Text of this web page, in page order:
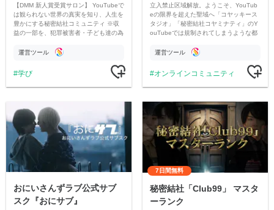
【DMM 新人賞受賞サロン】 YouTubeで
は観られない世界の真実を知り、人生を
豊かにする秘密結社コミュニティ ※収
益の一部を、犯罪被害者・子ども達の為
す運営ツール
学び
立入禁止区域解放。ようこそ、YouTub
eの限界を超えた聖域へ「コヤッキース
タジオ」「秘密結社コヤミナティ」のY
ouTubeでは規制されてしまうような都
公開。
運営ツール
オンラインコミュニティ
おにいさんずラブ公式サブ
スク『おにサブ』
7日間無料
秘密結社「Club99」 マスタ
ーランク